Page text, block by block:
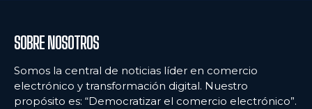
SOBRE NOSOTROS
Somos la central de noticias líder en comercio
electrónico y transformación digital. Nuestro
propósito es: “Democratizar el comercio electrónico”.